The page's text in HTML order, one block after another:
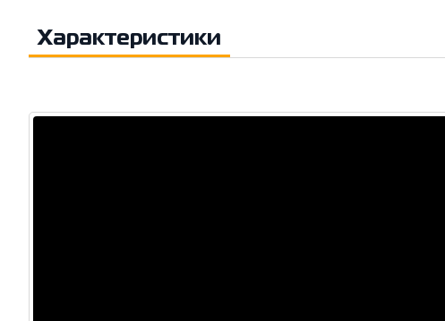
Характеристики